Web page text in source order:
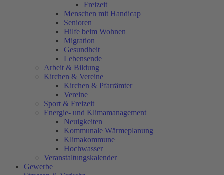
Freizeit
Menschen mit Handicap
Senioren
Hilfe beim Wohnen
Migration
Gesundheit
Lebensende
Arbeit & Bildung
Kirchen & Vereine
Kirchen & Pfarrämter
Vereine
Sport & Freizeit
Energie- und Klimamanagement
Neuigkeiten
Kommunale Wärmeplanung
Klimakommune
Hochwasser
Veranstaltungskalender
Gewerbe